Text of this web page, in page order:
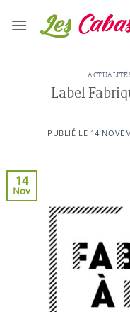
au
Label
PUBLIÉ LE 14
14
Nov